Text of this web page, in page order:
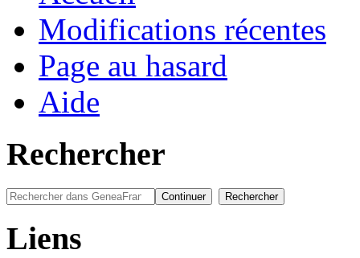
Modifications récentes
Page au hasard
Aide
Rechercher
Liens